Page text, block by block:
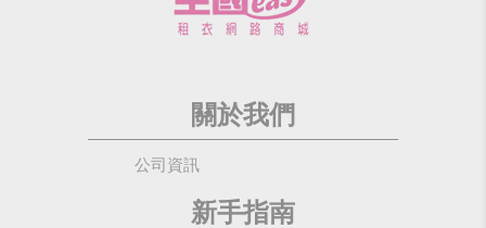
關於我們
公司資訊
新手指南